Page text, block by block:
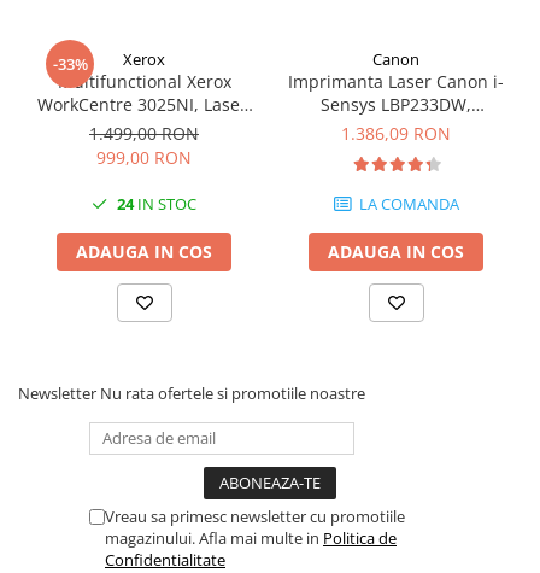
-33% Xerox
Multifunctional Xerox
WorkCentre 3025NI, Laser,
Monocrom, A4, fax, retea,
Wi-Fi
1.499,00 RON
999,00 RON
24IN STOC
ADAUGA IN COS
Canon
Imprimanta Laser Canon i-
Sensys LBP233DW,
Monocrom, A4, Duplex,
1.386,09 RON
LA COMANDA
ADAUGA IN COS
Newsletter Nu rata ofertele si promotiile noastre
Vreau sa primesc newsletter cu promotiile
magazinului. Afla mai multe in Politica de
Confidentialitate